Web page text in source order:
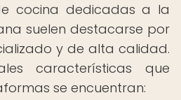
cocina dedicadas a la
suelen destacarse por
y de alta calidad.
características que
se encuentran: